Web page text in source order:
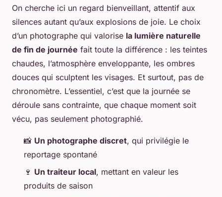
On cherche ici un regard bienveillant, attentif aux
silences autant qu’aux explosions de joie. Le choix
d’un photographe qui valorise la lumière naturelle
de fin de journée fait toute la différence : les teintes
chaudes, l’atmosphère enveloppante, les ombres
douces qui sculptent les visages. Et surtout, pas de
chronomètre. L’essentiel, c’est que la journée se
déroule sans contrainte, que chaque moment soit
vécu, pas seulement photographié.
📸 Un photographe discret, qui privilégie le
reportage spontané
🍷 Un traiteur local, mettant en valeur les
produits de saison